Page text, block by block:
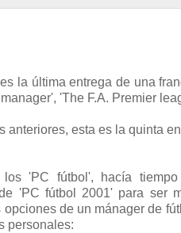
la última entrega de una
'The F.A. Premier
anteriores, esta es la quinta
'PC fútbol', hacía
'PC fútbol 2001' para ser
de un mánager de
personales: